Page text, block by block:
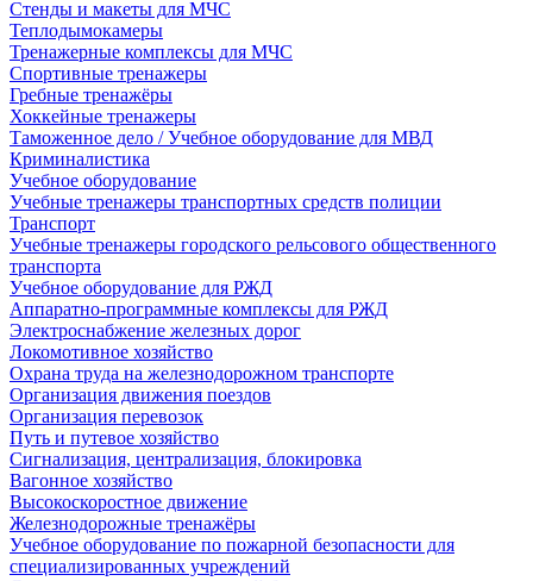
Стенды и макеты для МЧС
Теплодымокамеры
Тренажерные комплексы для МЧС
Спортивные тренажеры
Гребные тренажёры
Хоккейные тренажеры
Таможенное дело / Учебное оборудование для МВД
Криминалистика
Учебное оборудование
Учебные тренажеры транспортных средств полиции
Транспорт
Учебные тренажеры городского рельсового общественного
транспорта
Учебное оборудование для РЖД
Аппаратно-программные комплексы для РЖД
Электроснабжение железных дорог
Локомотивное хозяйство
Охрана труда на железнодорожном транспорте
Организация движения поездов
Организация перевозок
Путь и путевое хозяйство
Сигнализация, централизация, блокировка
Вагонное хозяйство
Высокоскоростное движение
Железнодорожные тренажёры
Учебное оборудование по пожарной безопасности для
специализированных учреждений